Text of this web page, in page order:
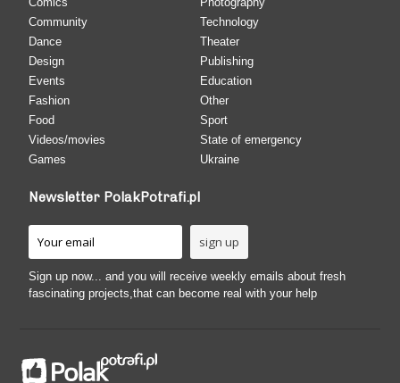
Community
Dance
Design
Events
Fashion
Food
Videos/movies
Games
Technology
Theater
Publishing
Education
Other
Sport
State of emergency
Ukraine
Newsletter PolakPotrafi.pl
Sign up now... and you will receive weekly emails about fresh
fascinating projects,that can become real with your help